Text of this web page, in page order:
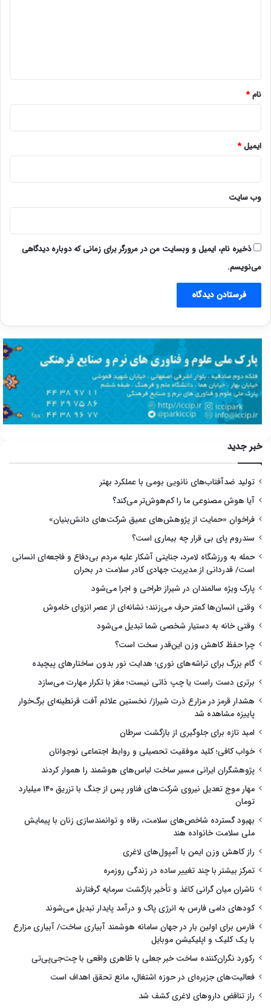
نام*
ایمیل*
وب‌ سایت
ذخیره نام، ایمیل و وبسایت من در مرورگر برای زمانی که دوباره دیدگاهی
می‌نویسم.
خبر جدید
تولید ضدآفتاب‌های نانویی بومی با عملکرد بهتر
آیا هوش مصنوعی ما را کم‌هوش‌تر می‌کند؟
فراخوان «حمایت از پژوهش‌های عمیق شرکت‌های دانش‌بنیان»
سندروم پای بی قرار چه بیماری است؟
حمله به ورزشگاه لامرد، جنایتی آشکار علیه مردم بی‌دفاع و فاجعه‌ای انسانی
است/ قدردانی از مدیریت جهادی کادر سلامت در بحران
پارک ویژه سالمندان در شیراز طراحی و اجرا می‌شود
وقتی انسان‌ها کمتر حرف می‌زنند؛ نشانه‌ای از عصر انزوای خاموش
وقتی خانه به دستیار شخصی شما تبدیل می‌شود
چرا حفظ کاهش وزن این‌قدر سخت است؟
گام بزرگ برای تراشه‌های نوری؛ هدایت نور بدون ساختارهای پیچیده
برتری دست راست یا چپ ذاتی نیست؛ مغز با تکرار مهارت می‌سازد
هشدار قرمز در مزارع ذرت شیراز/ نخستین علائم آفت قرنطینه‌ای برگ‌خوار
پاییزه مشاهده شد
امید تازه برای جلوگیری از بازگشت سرطان
خواب کافی؛ کلید موفقیت تحصیلی و روابط اجتماعی نوجوانان
پژوهشگران ایرانی مسیر ساخت لباس‌های هوشمند را هموار کردند
مهار موج تعدیل نیروی شرکت‌های فناور پس از جنگ با تزریق ۱۴۰ میلیارد
تومان
بهبود گسترده شاخص‌های سلامت، رفاه و توانمندسازی زنان با پیمایش
ملی سلامت خانواده هند
راز کاهش وزن ایمن با آمپول‌های لاغری
تمرکز بیشتر با چند تغییر ساده در زندگی روزمره
ناشران میان گرانی کاغذ و تأخیر بازگشت سرمایه گرفتارند
کودهای دامی فارس به انرژی پاک و درآمد پایدار تبدیل می‌شوند
فارس برای اولین بار در جهان سامانه هوشمند آبیاری ساخت/ آبیاری مزارع
با یک کلیک و اپلیکیشن موبایل
رکورد نگران‌کننده ساخت خبر جعلی با ظاهری واقعی با چت‌جی‌پی‌تی
فعالیت‌های جزیره‌ای در حوزه اشتغال، مانع تحقق اهداف است
راز تناقض داروهای لاغری کشف شد